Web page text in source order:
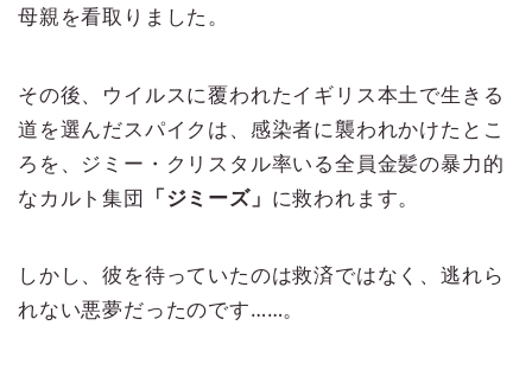
母親を看取りました。
その後、ウイルスに覆われたイギリス本土で生きる
道を選んだスパイクは、感染者に襲われかけたとこ
ろを、ジミー・クリスタル率いる全員金髪の暴力的
なカルト集団 「ジミーズ」 に救われます。
しかし、彼を待っていたのは救済ではなく、逃れら
れない悪夢だったのです……。